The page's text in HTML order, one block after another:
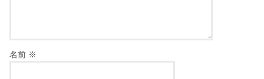
名前 ※